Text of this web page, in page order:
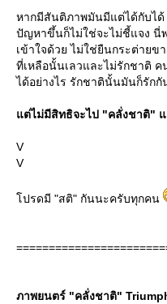
หากมีสันติภาพมันมีแต่ได้กับไ
ปัญหาขึ้นก็ไม่ใช่จะไม่ชี้แจง นี่
เข้าใจด้วย ไม่ใช่ยืนกระต่ายข
ที่เหลือนั้นเลวและไม่รักชาติ
ได้อย่างไร รักชาตินั้นมันก็รัก
ต่ไม่มีสิทธิจะไป "คลั่งชาติ"
V
V
ปรดมี "สติ" กันนะครับทุกคน
ภาพยนตร์ "คลั่งชาติ"